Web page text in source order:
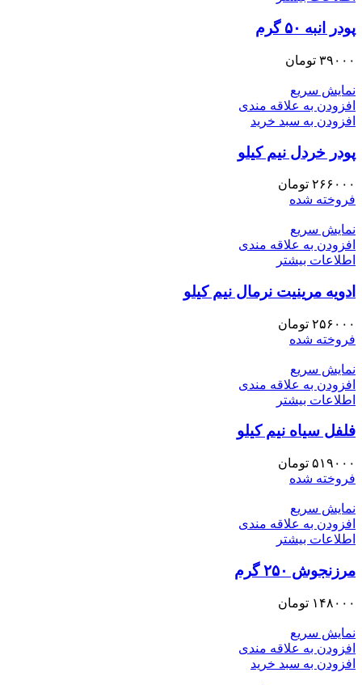
پودر انبه ۵۰ گرم
۳۹۰۰۰ تومان
نمایش سریع
افزودن به علاقه مندی
افزودن به سبد خرید
پودر خردل نیم کیلو
۲۶۶۰۰۰ تومان
فروخته شده
نمایش سریع
افزودن به علاقه مندی
اطلاعات بیشتر
ادویه مرینیت نرمال نیم کیلو
۲۵۶۰۰۰ تومان
فروخته شده
نمایش سریع
افزودن به علاقه مندی
اطلاعات بیشتر
فلفل سیاه نیم کیلو
۵۱۹۰۰۰ تومان
فروخته شده
نمایش سریع
افزودن به علاقه مندی
اطلاعات بیشتر
مرزنجوش ۲۵۰ گرم
۱۴۸۰۰۰ تومان
نمایش سریع
افزودن به علاقه مندی
افزودن به سبد خرید